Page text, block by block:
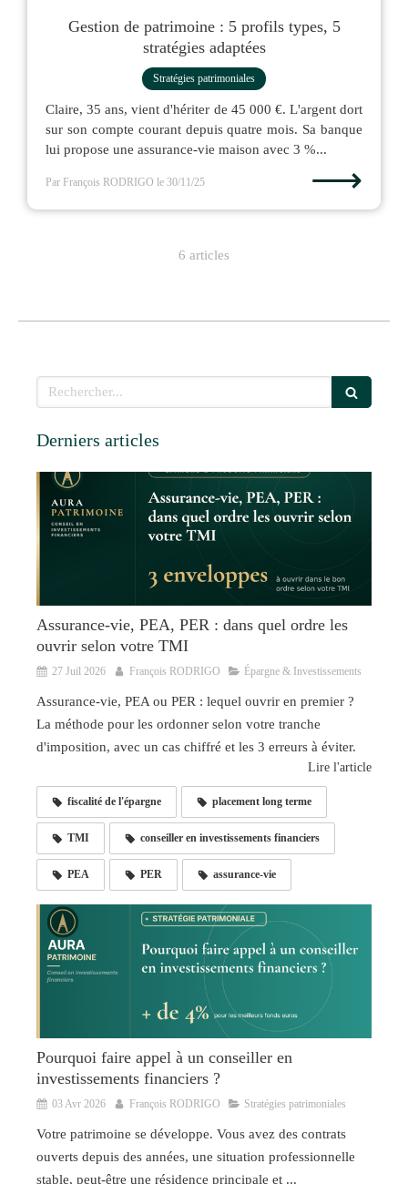
Gestion de patrimoine : 5 profils types, 5
stratégies adaptées
Stratégies patrimoniales
Claire, 35 ans, vient d'hériter de 45 000 €. L'argent dort
sur son compte courant depuis quatre mois. Sa banque
lui propose une assurance-vie maison avec 3 %...
Par François RODRIGO le 30/11/25 ⟶
6 articles
Rechercher
Derniers articles
Assurance-vie, PEA, PER : dans quel ordre les
ouvrir selon votre TMI
27 Juil 2026 François RODRIGO Épargne & Investissements
Assurance-vie, PEA ou PER : lequel ouvrir en premier ?
La méthode pour les ordonner selon votre tranche
d'imposition, avec un cas chiffré et les 3 erreurs à éviter.
Lire l'article
fiscalité de l'épargne placement long terme
TMI conseiller en investissements financiers
PEA PER assurance-vie
Pourquoi faire appel à un conseiller en
investissements financiers ?
03 Avr 2026 François RODRIGO Stratégies patrimoniales
Votre patrimoine se développe. Vous avez des contrats
ouverts depuis des années, une situation professionnelle
stable, peut-être une résidence principale et ...